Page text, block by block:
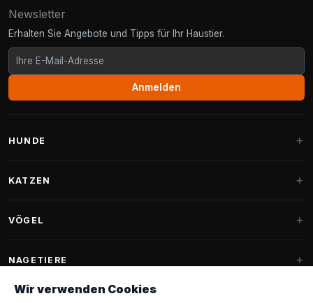
Newsletter
Erhalten Sie Angebote und Tipps für Ihr Haustier.
Anmelden
HUNDE
Fantail Hundebetten
KATZEN
Kratzbäume
Kratzbäume für Maine Coon
Kratzbaum-Ersatzteile
VÖGEL
NAGETIERE
Kaninchenfutter
Wir verwenden Cookies